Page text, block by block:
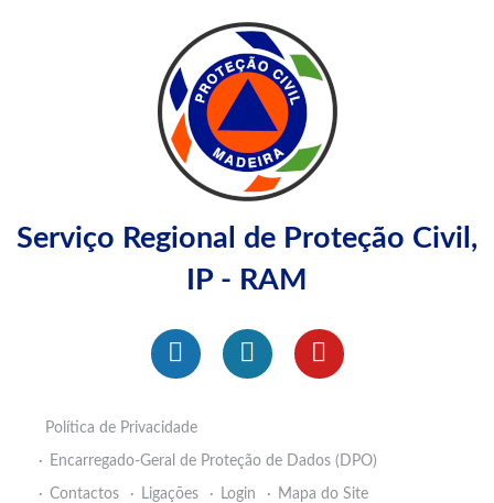
Serviço Regional de Proteção Civil,
IP - RAM
Política de Privacidade
Encarregado-Geral de Proteção de Dados (DPO)
Contactos
Ligações Login Mapa do Site